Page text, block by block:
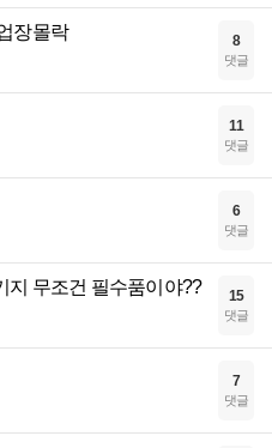
장몰락 8
댓글
11
댓글
6
댓글
지 무조건 필수품이야?? 15
댓글
7
댓글